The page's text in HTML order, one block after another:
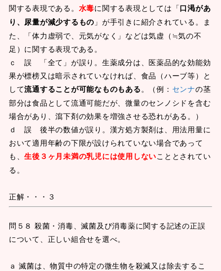
関する表現である。 水毒に関する表現としては「口渇があ
り、尿量が減少するもの 」が手引きに紹介されている。ま
た、「体力虚弱で、元気がなく」などは気虚（≒気の不
足）に関する表現である。
ｃ 誤 「全て」が誤り。生薬成分は、医薬品的な効能効
果が標榜又は暗示されていなければ、食品（ハーブ等）と
して流通することが可能なものもある。（例： センナの茎
部分は食品として流通可能だが、微量のセンノシドを含む
場合があり、瀉下剤の効果を増強させる恐れがある。）
ｄ 誤 後半の数値が誤り。漢方処方製剤は、用法用量に
おいて適用年齢の下限が設けられていない場合であって
も、生後３ヶ月未満の乳児には使用しないこととされてい
る。
正解・・・３
問５８ 殺菌・消毒、滅菌及び消毒薬に関する記述の正誤
について、正しい組合せを選べ。
ａ 滅菌は、物質中の特定の微生物を殺滅又は除去するこ